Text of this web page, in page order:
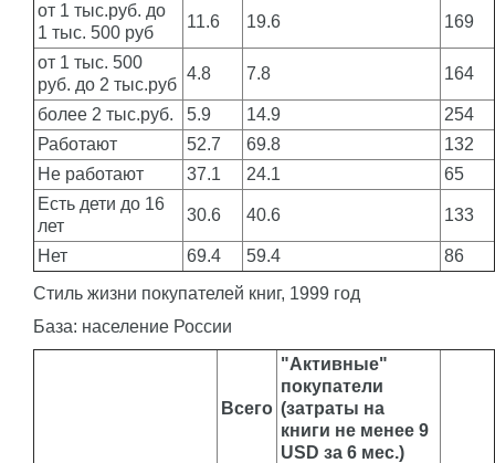
от 1 тыс.руб. до
1 тыс. 500 руб
11.6 19.6 169
от 1 тыс. 500
руб. до 2 тыс.руб
4.8 7.8 164
более 2 тыс.руб. 5.9 14.9
254
Работают
52.7 69.8
132
Не работают
37.1 24.1
65
Есть дети до 16
лет
30.6 40.6 133
Нет 69.4 59.4
86
Стиль жизни покупателей книг, 1999 год
База: население России
Всего
"Активные"
покупатели
(затраты на
книги не менее 9
USD за 6 мес.)